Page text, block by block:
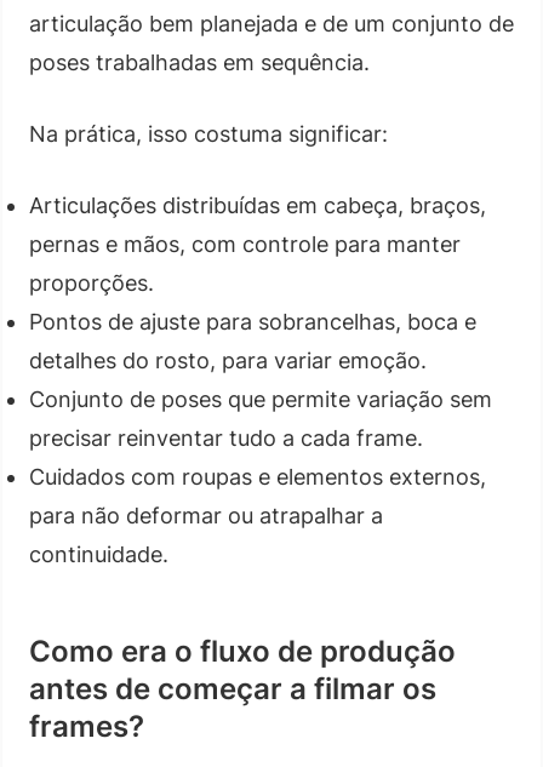
articulação bem planejada e de um conjunto de
poses trabalhadas em sequência.
Na prática, isso costuma significar:
Articulações distribuídas em cabeça, braços,
pernas e mãos, com controle para manter
proporções.
Pontos de ajuste para sobrancelhas, boca e
detalhes do rosto, para variar emoção.
Conjunto de poses que permite variação sem
precisar reinventar tudo a cada frame.
Cuidados com roupas e elementos externos,
para não deformar ou atrapalhar a
continuidade.
Como era o fluxo de produção
antes de começar a filmar os
frames?